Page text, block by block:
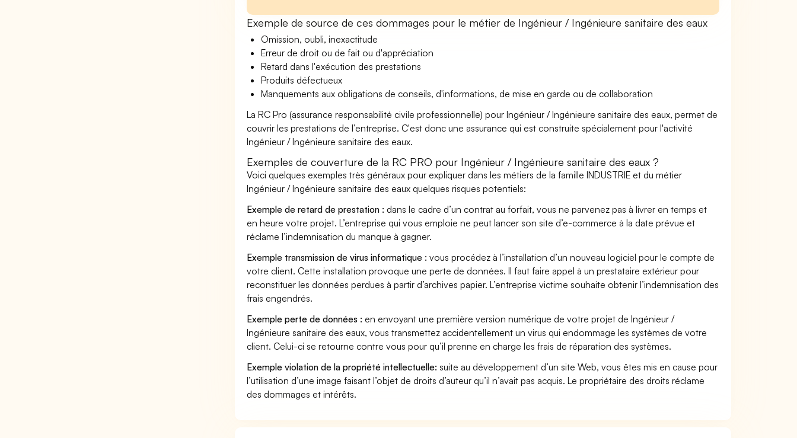
Exemple de source de ces dommages pour le métier de Ingénieur / Ingénieure sanitaire des eaux
Omission, oubli, inexactitude
Erreur de droit ou de fait ou d'appréciation
Retard dans l'exécution des prestations
Produits défectueux
Manquements aux obligations de conseils, d'informations, de mise en garde ou de collaboration
La RC Pro (assurance responsabilité civile professionnelle) pour Ingénieur / Ingénieure sanitaire des eaux, permet de
couvrir les prestations de l’entreprise. C'est donc une assurance qui est construite spécialement pour l'activité
Ingénieur / Ingénieure sanitaire des eaux.
Exemples de couverture de la RC PRO pour Ingénieur / Ingénieure sanitaire des eaux ?
Voici quelques exemples très généraux pour expliquer dans les métiers de la famille INDUSTRIE et du métier
Ingénieur / Ingénieure sanitaire des eaux quelques risques potentiels:
Exemple de retard de prestation : dans le cadre d’un contrat au forfait, vous ne parvenez pas à livrer en temps et
en heure votre projet. L’entreprise qui vous emploie ne peut lancer son site d’e-commerce à la date prévue et
réclame l’indemnisation du manque à gagner.
Exemple transmission de virus informatique : vous procédez à l’installation d’un nouveau logiciel pour le compte de
votre client. Cette installation provoque une perte de données. Il faut faire appel à un prestataire extérieur pour
reconstituer les données perdues à partir d’archives papier. L’entreprise victime souhaite obtenir l’indemnisation des
frais engendrés.
Exemple perte de données : en envoyant une première version numérique de votre projet de Ingénieur /
Ingénieure sanitaire des eaux, vous transmettez accidentellement un virus qui endommage les systèmes de votre
client. Celui-ci se retourne contre vous pour qu’il prenne en charge les frais de réparation des systèmes.
Exemple violation de la propriété intellectuelle: suite au développement d’un site Web, vous êtes mis en cause pour
l’utilisation d’une image faisant l’objet de droits d’auteur qu’il n’avait pas acquis. Le propriétaire des droits réclame
des dommages et intérêts.